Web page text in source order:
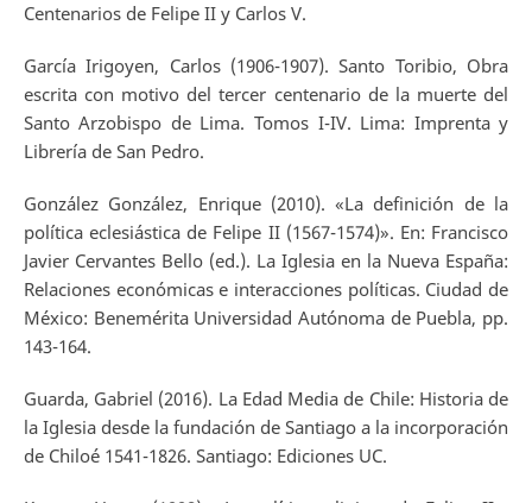
Centenarios de Felipe II y Carlos V.
García Irigoyen, Carlos (1906-1907). Santo Toribio, Obra
escrita con motivo del tercer centenario de la muerte del
Santo Arzobispo de Lima. Tomos I-IV. Lima: Imprenta y
Librería de San Pedro.
González González, Enrique (2010). «La definición de la
política eclesiástica de Felipe II (1567-1574)». En: Francisco
Javier Cervantes Bello (ed.). La Iglesia en la Nueva España:
Relaciones económicas e interacciones políticas. Ciudad de
México: Benemérita Universidad Autónoma de Puebla, pp.
143-164.
Guarda, Gabriel (2016). La Edad Media de Chile: Historia de
la Iglesia desde la fundación de Santiago a la incorporación
de Chiloé 1541-1826. Santiago: Ediciones UC.